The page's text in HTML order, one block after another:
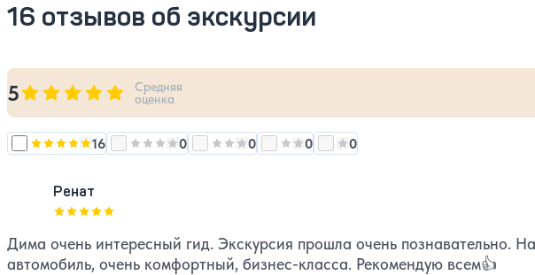
16 отзывов об экскурсии
5Оценка, количество звезд:
Средняя
оценка
Оценка, количество звезд:
16 Оценка, количество звезд:4
0 Оценка, количество звезд:
0 Оценка, количество звезд:
0 Оценка, количество звезд:
0
Ренат
Оценка, количество звезд:
Дима очень интересный гид. Экскурсия прошла очень познавательно.
автомобиль, очень комфортный, бизнес-класса. Рекомендую всем👍